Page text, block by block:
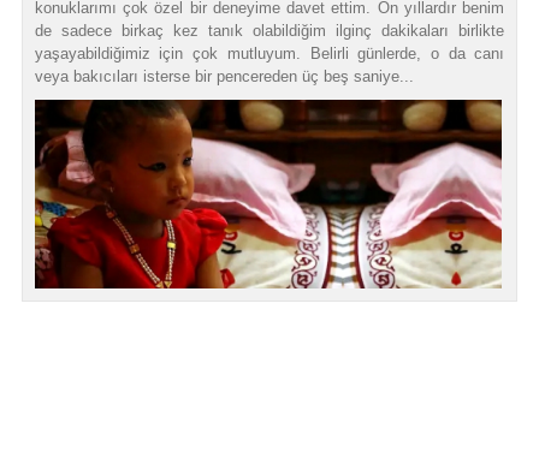
konuklarımı çok özel bir deneyime davet ettim. On yıllardır benim
de sadece birkaç kez tanık olabildiğim ilginç dakikaları birlikte
yaşayabildiğimiz için çok mutluyum. Belirli günlerde, o da canı
veya bakıcıları isterse bir pencereden üç beş saniye...